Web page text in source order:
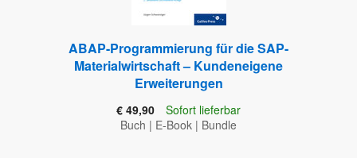
ABAP-Programmierung für die SAP-
Materialwirtschaft – Kundeneigene
Erweiterungen
€ 49,90
Sofort lieferbar
Buch | E-Book | Bundle